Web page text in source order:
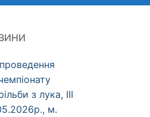
з лука, ІІІ
м.